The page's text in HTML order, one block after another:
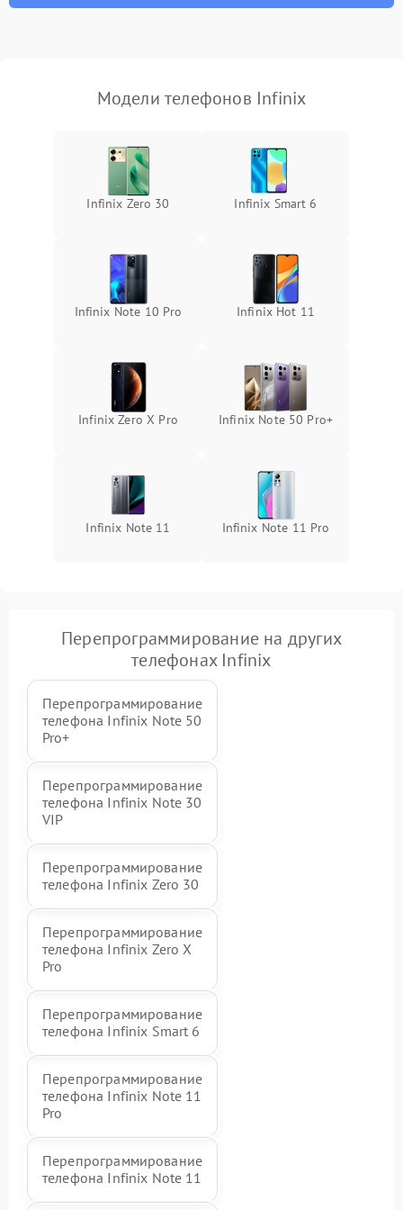
Модели телефонов Infinix
Infinix Zero 30 Infinix Smart 6
Infinix Note 10 Pro Infinix Hot 11
Infinix Zero X Pro Infinix Note 50 Pro+
Infinix Note 11 Infinix Note 11 Pro
Перепрограммирование на других
телефонах Infinix
Перепрограммирование
телефона Infinix Note 50
Pro+
Перепрограммирование
телефона Infinix Note 30
VIP
Перепрограммирование
телефона Infinix Zero 30
Перепрограммирование
телефона Infinix Zero X
Pro
Перепрограммирование
телефона Infinix Smart 6
Перепрограммирование
телефона Infinix Note 11
Pro
Перепрограммирование
телефона Infinix Note 11